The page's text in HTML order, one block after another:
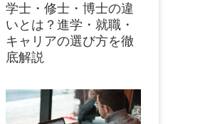
学士・修士・博士の違
いとは？進学・就職・
キャリアの選び方を徹
底解説